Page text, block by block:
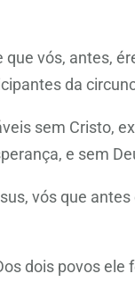
que vós, antes,
da
sem Cristo,
e sem
vós que
dois povos ele